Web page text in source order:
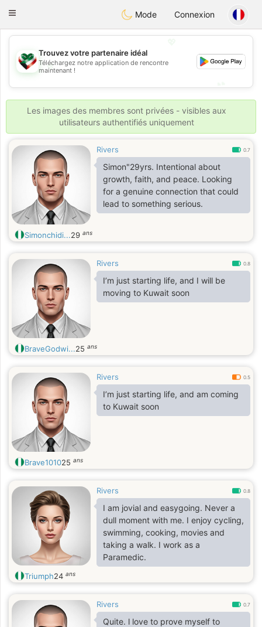
KuwaitChat
Toggle
Mode Connexion
💖
💕
Trouvez votre partenaire idéal
Téléchargez notre application de rencontre
maintenant !
Les images des membres sont privées - visibles aux
utilisateurs authentifiés uniquement
Rivers 0.7
Simon"29yrs. Intentional about
growth, faith, and peace. Looking
for a genuine connection that could
lead to something serious.
Simonchidi...29 ans
Rivers 0.8
I’m just starting life, and I will be
moving to Kuwait soon
BraveGodwi...25 ans
Rivers 0.5
I’m just starting life, and am coming
to Kuwait soon
Brave101025 ans
Rivers 0.8
I am jovial and easygoing. Never a
dull moment with me. I enjoy cycling,
swimming, cooking, movies and
taking a walk. I work as a
Paramedic.
Triumph24 ans
Rivers 0.7
Quite. l love to prove myself to